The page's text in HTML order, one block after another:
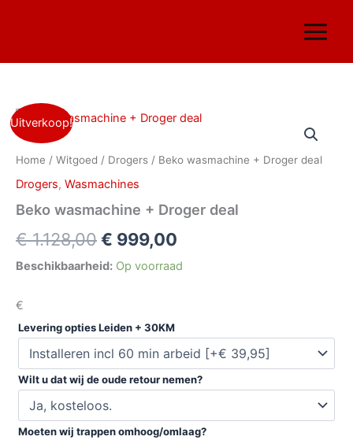
inhoud
Uitverkoop!
Home / Witgoed / Drogers / Beko wasmachine + Droger deal
Drogers, Wasmachines
Beko wasmachine + Droger deal
€1.128,00
Oorspronkelijke
prijs
was:
€ 1.128,00.
€ 999,00
Huidige
€ 999,00.
Beschikbaarheid: Op voorraad
€
Levering opties Leiden + 30KM
Wilt u dat wij de oude retour nemen?
Moeten wij trappen omhoog/omlaag?
Beko
wasmachine
Droger
deal
aantal